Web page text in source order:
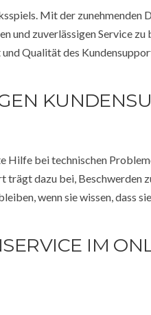
Mit der zunehmenden
und zuverlässigen Service zu
Qualität des
bei technischen
dazu bei, Beschwerden
wenn sie wissen, dass
IM